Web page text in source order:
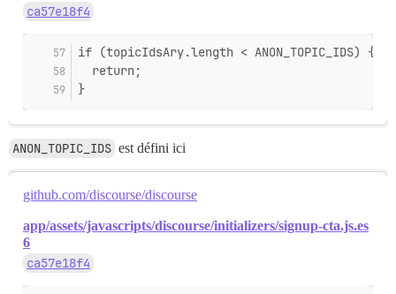
ca57e18f4
if (topicIdsAry.length < ANON_TOPIC_IDS) {
  return;
}
ANON_TOPIC_IDS est défini ici
github.com/discourse/discourse
app/assets/javascripts/discourse/initializers/signup-cta.js.es
6
ca57e18f4